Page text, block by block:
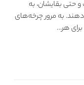
و حتی بقایشان، به
به‌ مرور چرخه‌های
هر…